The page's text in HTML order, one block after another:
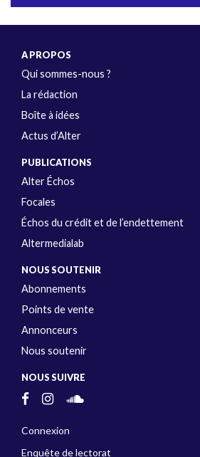
A PROPOS
Qui sommes-nous ?
La rédaction
Boîte à idées
Actus d’Alter
PUBLICATIONS
Alter Échos
Focales
Échos du crédit et de l’endettement
Altermedialab
NOUS SOUTENIR
Abonnements
Points de vente
Annonceurs
Nous soutenir
NOUS SUIVRE
Connexion
Enquête de lectorat